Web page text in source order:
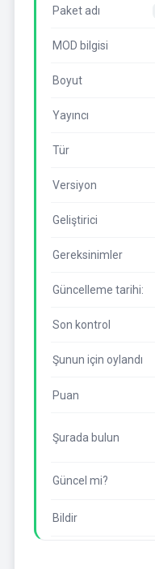
Paket adı
MOD bilgisi
Boyut
Yayıncı
Tür
Versiyon
Geliştirici
Gereksinimler
Güncelleme tarihi:
Son kontrol
Şunun için oylandı
Puan
Şurada bulun
Güncel mi?
Bildir